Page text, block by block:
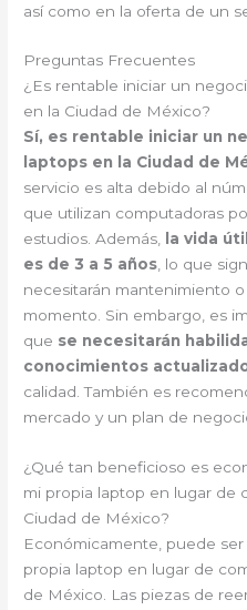
así como en la oferta de un
Preguntas Frecuentes
¿Es rentable iniciar un
en la Ciudad de México?
Sí, es rentable iniciar un
laptops en la Ciudad de
servicio es alta debido al
que utilizan computadoras
estudios. Además, la vida
es de 3 a 5 años, lo que
necesitarán mantenimiento
momento. Sin embargo, es
que se necesitarán
conocimientos
calidad. También es
mercado y un plan de
¿Qué tan beneficioso es
mi propia laptop en lugar de
Ciudad de México?
Económicamente, puede
propia laptop en lugar de
de México. Las piezas de